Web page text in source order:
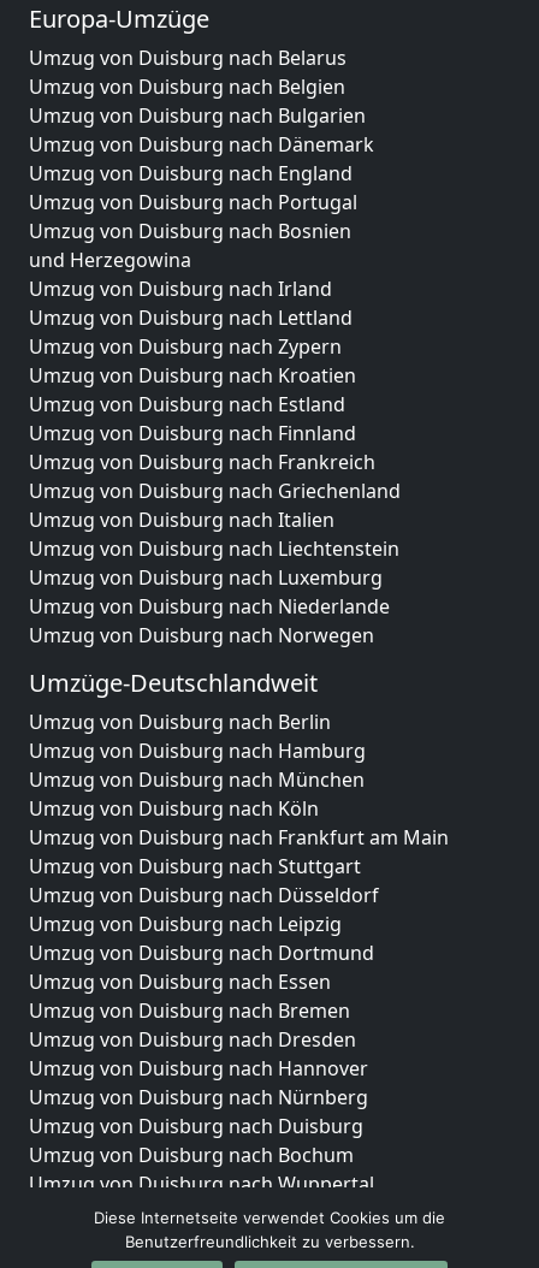
Europa-Umzüge
Umzug von Duisburg nach Belarus
Umzug von Duisburg nach Belgien
Umzug von Duisburg nach Bulgarien
Umzug von Duisburg nach Dänemark
Umzug von Duisburg nach England
Umzug von Duisburg nach Portugal
Umzug von Duisburg nach Bosnien
und Herzegowina
Umzug von Duisburg nach Irland
Umzug von Duisburg nach Lettland
Umzug von Duisburg nach Zypern
Umzug von Duisburg nach Kroatien
Umzug von Duisburg nach Estland
Umzug von Duisburg nach Finnland
Umzug von Duisburg nach Frankreich
Umzug von Duisburg nach Griechenland
Umzug von Duisburg nach Italien
Umzug von Duisburg nach Liechtenstein
Umzug von Duisburg nach Luxemburg
Umzug von Duisburg nach Niederlande
Umzug von Duisburg nach Norwegen
Umzüge-Deutschlandweit
Umzug von Duisburg nach Berlin
Umzug von Duisburg nach Hamburg
Umzug von Duisburg nach München
Umzug von Duisburg nach Köln
Umzug von Duisburg nach Frankfurt am Main
Umzug von Duisburg nach Stuttgart
Umzug von Duisburg nach Düsseldorf
Umzug von Duisburg nach Leipzig
Umzug von Duisburg nach Dortmund
Umzug von Duisburg nach Essen
Umzug von Duisburg nach Bremen
Umzug von Duisburg nach Dresden
Umzug von Duisburg nach Hannover
Umzug von Duisburg nach Nürnberg
Umzug von Duisburg nach Duisburg
Umzug von Duisburg nach Bochum
Umzug von Duisburg nach Wuppertal
Umzug von Duisburg nach Bielefeld
Umzug von Duisburg nach Bonn
Diese Internetseite verwendet Cookies um die
Benutzerfreundlichkeit zu verbessern.